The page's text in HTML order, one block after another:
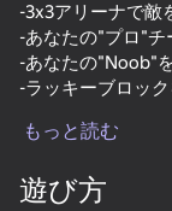
-3x3アリーナで敵
-あなたの"プロ"チ
-あなたの"Noob"
-ラッキーブロッ
プレイヤーの評
もっと読む
遊び方